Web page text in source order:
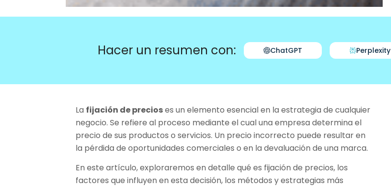
Hacer un resumen con: ChatGPT Perplexity
La fijación de precioses un elemento esencial en la estrategia de cualquier
negocio. Se refiere al proceso mediante el cual una empresa determina el
precio de sus productos o servicios. Un precio incorrecto puede resultar en
la pérdida de oportunidades comerciales o en la devaluación de una marca.
En este artículo, exploraremos en detalle qué es fijación de precios, los
factores que influyen en esta decisión, los métodos y estrategias más